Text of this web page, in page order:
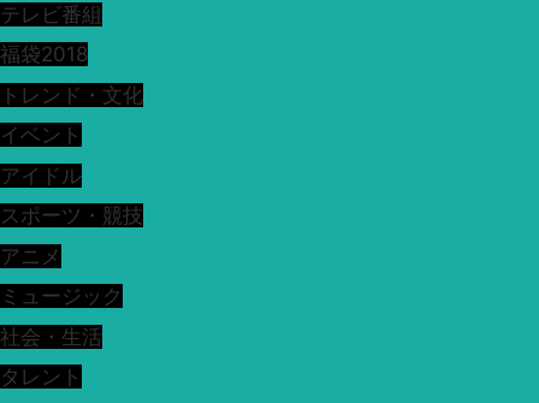
テレビ番組
福袋2018
トレンド・文化
イベント
アイドル
スポーツ・競技
アニメ
ミュージック
社会・生活
タレント